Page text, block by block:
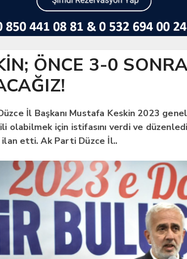
ÖNCE 3-0
İl Başkanı Mustafa Keskin 2023
olabilmek için istifasını verdi ve
ilan etti. Ak Parti Düzce İl..